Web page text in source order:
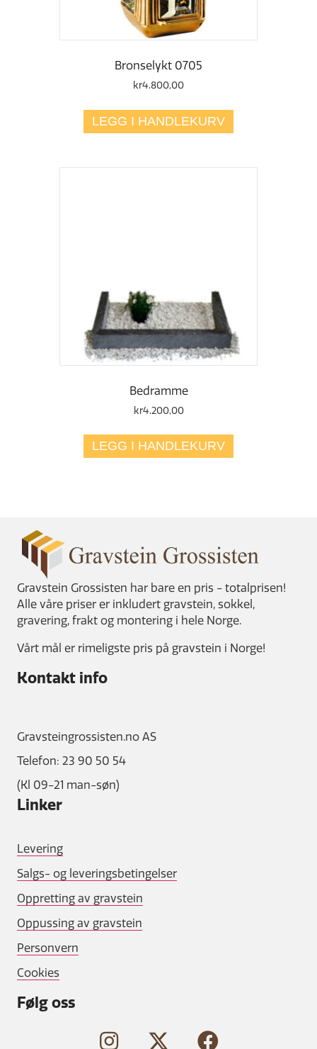
Bronselykt 0705
kr4.800,00
LEGG I HANDLEKURV
Bedramme
kr4.200,00
LEGG I HANDLEKURV
Gravstein Grossisten har bare en pris - totalprisen!
Alle våre priser er inkludert gravstein, sokkel,
gravering, frakt og montering i hele Norge.
Vårt mål er rimeligste pris på gravstein i Norge!
Kontakt info
Gravsteingrossisten.no AS
Telefon: 23 90 50 54
(Kl 09-21 man-søn)
Linker
Levering
Salgs- og leveringsbetingelser
Oppretting av gravstein
Oppussing av gravstein
Personvern
Cookies
Følg oss